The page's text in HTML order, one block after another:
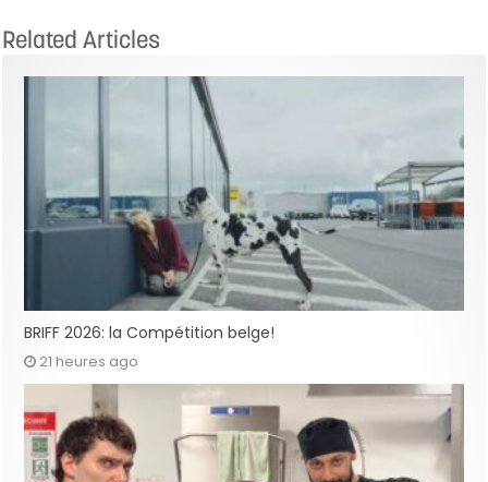
Related Articles
BRIFF 2026: la Compétition belge!
21 heures ago